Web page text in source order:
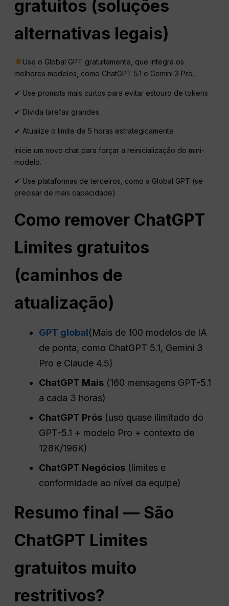
gratuitos (soluções
alternativas legais)
Use o Global GPT gratuitamente, que integra os
melhores modelos, como ChatGPT 5.1 e Gemini 3 Pro.
✔ Use prompts mais curtos para evitar estouro de tokens
✔ Divida tarefas grandes
✔ Atualize o limite de 5 horas estrategicamente
Inicie um novo chat para forçar a reinicialização do mini-
modelo.
✔ Use plataformas de terceiros, como a Global GPT (se
precisar de mais capacidade)
Como remover ChatGPT
Limites gratuitos
(caminhos de
atualização)
GPT global(Mais de 100 modelos de IA
de ponta, como ChatGPT 5.1, Gemini 3
Pro e Claude 4.5)
ChatGPT Mais (160 mensagens GPT-5.1
a cada 3 horas)
ChatGPT Prós (uso quase ilimitado do
GPT-5.1 + modelo Pro + contexto de
128K/196K)
ChatGPT Negócios (limites e
conformidade ao nível da equipe)
Resumo final — São
ChatGPT Limites
gratuitos muito
restritivos?